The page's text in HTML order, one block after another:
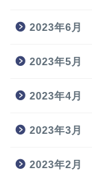
2023年6月
2023年5月
2023年4月
2023年3月
2023年2月